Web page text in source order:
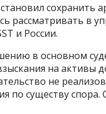
сохранить
рассматривать в
и России.
в основном
на активы
не
по существу спора.